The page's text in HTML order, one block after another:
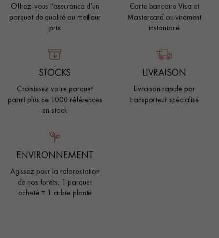
Offrez-vous l’assurance d’un
parquet de qualité au meilleur
prix
Carte bancaire Visa et
Mastercard ou virement
instantané
STOCKS
Choisissez votre parquet
parmi plus de 1000 références
en stock
LIVRAISON
Livraison rapide par
transporteur spécialisé
ENVIRONNEMENT
Agissez pour la reforestation
de nos forêts, 1 parquet
acheté = 1 arbre planté